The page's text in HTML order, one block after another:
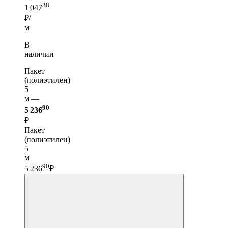
1 04738
₽/
м
В
наличии
Пакет
(полиэтилен)
5
м —
5 23690
₽
Пакет
(полиэтилен)
5
м
5 23690₽